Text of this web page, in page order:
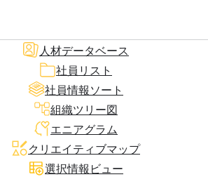
人材データベース
社員リスト
社員情報ソート
組織ツリー図
エニアグラム
クリエイティブマップ
選択情報ビュー